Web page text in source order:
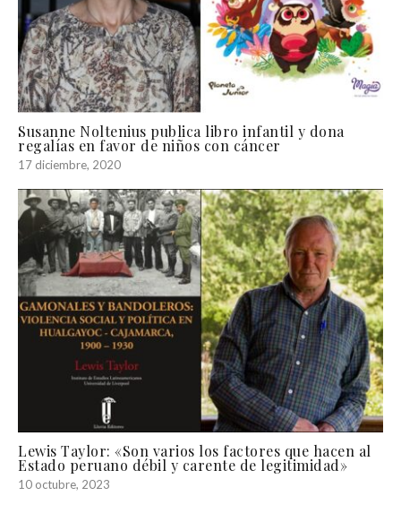
Susanne Noltenius publica libro infantil y dona
regalías en favor de niños con cáncer
17 diciembre, 2020
Lewis Taylor: «Son varios los factores que hacen al
Estado peruano débil y carente de legitimidad»
10 octubre, 2023